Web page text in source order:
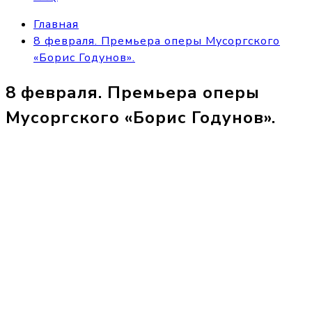
Главная
8 февраля. Премьера оперы Мусоргского
«Борис Годунов».
8 февраля. Премьера оперы
Мусоргского «Борис Годунов».